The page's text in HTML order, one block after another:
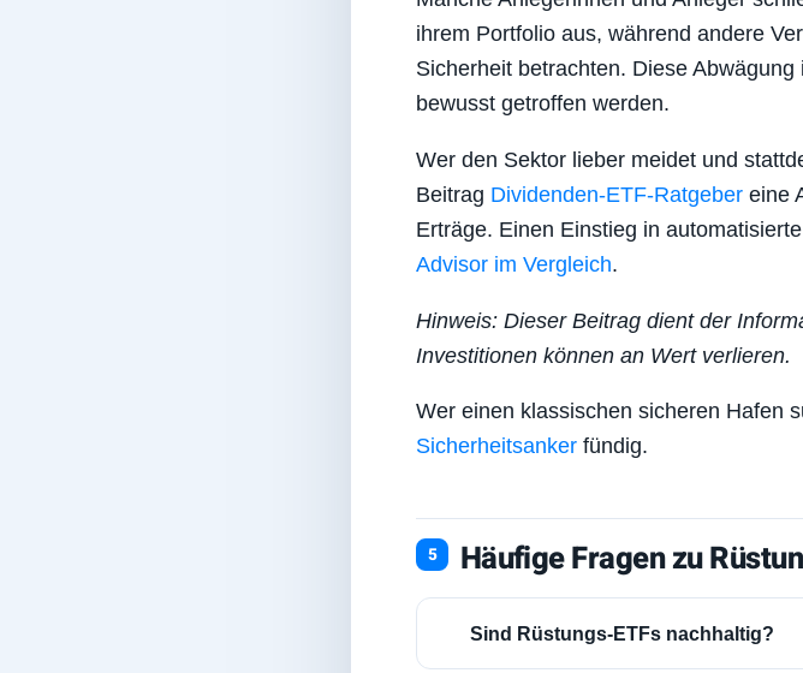
ihrem Portfolio aus, während andere
Sicherheit betrachten. Diese
bewusst getroffen werden.
Wer den Sektor lieber meidet und
Beitrag Dividenden-ETF-Ratgebereine
Erträge. Einen Einstieg in
Advisor im Vergleich.
Hinweis: Dieser Beitrag dient der
Investitionen können an Wert verlieren.
Wer einen klassischen sicheren Hafen
Sicherheitsankerfündig.
Häufige Fragen zu
Sind Rüstungs-ETFs nachhaltig?